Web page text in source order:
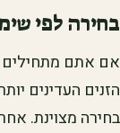
בחירה לפי
אם אתם
הזנים העדינים
בחירה מצוינת.